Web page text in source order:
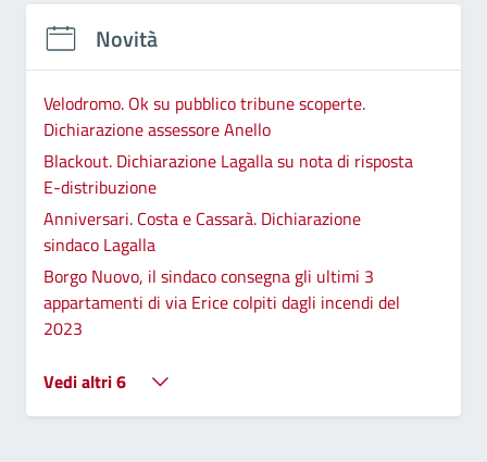
Novità
Velodromo. Ok su pubblico tribune scoperte.
Dichiarazione assessore Anello
Blackout. Dichiarazione Lagalla su nota di risposta
E-distribuzione
Anniversari. Costa e Cassarà. Dichiarazione
sindaco Lagalla
Borgo Nuovo, il sindaco consegna gli ultimi 3
appartamenti di via Erice colpiti dagli incendi del
2023
Vedi altri 6